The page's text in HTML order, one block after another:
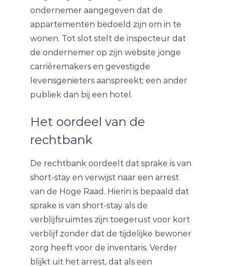
ondernemer aangegeven dat de
appartementen bedoeld zijn om in te
wonen. Tot slot stelt de inspecteur dat
de ondernemer op zijn website jonge
carrièremakers en gevestigde
levensgenieters aanspreekt; een ander
publiek dan bij een hotel.
Het oordeel van de
rechtbank
De rechtbank oordeelt dat sprake is van
short-stay en verwijst naar een arrest
van de Hoge Raad. Hierin is bepaald dat
sprake is van short-stay als de
verblijfsruimtes zijn toegerust voor kort
verblijf zonder dat de tijdelijke bewoner
zorg heeft voor de inventaris. Verder
blijkt uit het arrest, dat als een